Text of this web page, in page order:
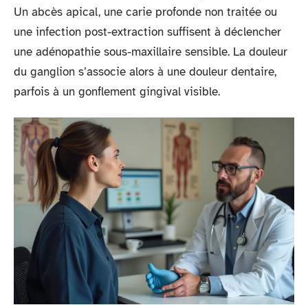
Un abcès apical, une carie profonde non traitée ou
une infection post-extraction suffisent à déclencher
une adénopathie sous-maxillaire sensible. La douleur
du ganglion s’associe alors à une douleur dentaire,
parfois à un gonflement gingival visible.